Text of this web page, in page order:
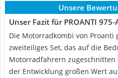
Unsere
Unser Fazit für PROANTI 975-
Die Motorradkombi von Proanti
zweiteiliges Set, das auf die
Motorradfahrern
der Entwicklung großen Wert